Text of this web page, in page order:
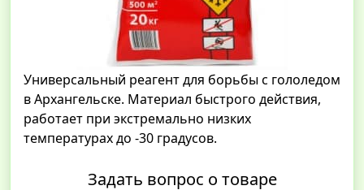
Универсальный реагент для борьбы с гололедом
в Архангельске. Материал быстрого действия,
работает при экстремально низких
температурах до -30 градусов.
Задать вопрос о товаре